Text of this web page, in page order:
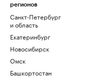
регионов
Санкт-Петербург
и область
Екатеринбург
Новосибирск
Омск
Башкортостан